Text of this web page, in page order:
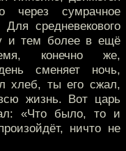
через сумрачное
средневекового
и тем более в ещё
конечно же,
сменяет ночь,
хлеб, ты его сжал,
жизнь. Вот царь
«Что было, то и
ничто не